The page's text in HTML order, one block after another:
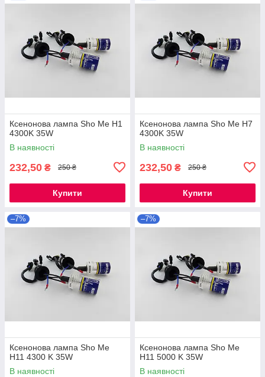
Ксенонова лампа Sho Me H1
4300K 35W
В наявності
232,50 ₴ 250 ₴
Купити
Ксенонова лампа Sho Me H7
4300K 35W
В наявності
232,50 ₴ 250 ₴
Купити
–7%
Ксенонова лампа Sho Me
H11 4300 K 35W
В наявності
–7%
Ксенонова лампа Sho Me
H11 5000 K 35W
В наявності